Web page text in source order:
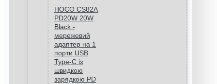
HOCO CS82A
PD20W 20W
Black -
мережевий
адаптер на 1
порти USB
Type-C із
швидкою
зарядкою PD